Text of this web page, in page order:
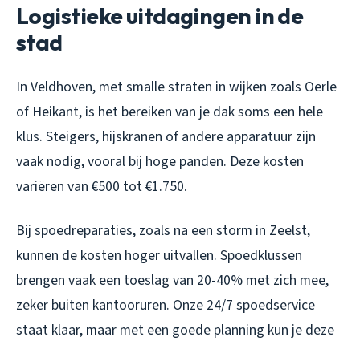
Logistieke uitdagingen in de
stad
In Veldhoven, met smalle straten in wijken zoals Oerle
of Heikant, is het bereiken van je dak soms een hele
klus. Steigers, hijskranen of andere apparatuur zijn
vaak nodig, vooral bij hoge panden. Deze kosten
variëren van €500 tot €1.750.
Bij spoedreparaties, zoals na een storm in Zeelst,
kunnen de kosten hoger uitvallen. Spoedklussen
brengen vaak een toeslag van 20-40% met zich mee,
zeker buiten kantooruren. Onze 24/7 spoedservice
staat klaar, maar met een goede planning kun je deze